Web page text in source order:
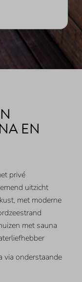
EN
privé
uitzicht
met moderne
met sauna
via onderstaande